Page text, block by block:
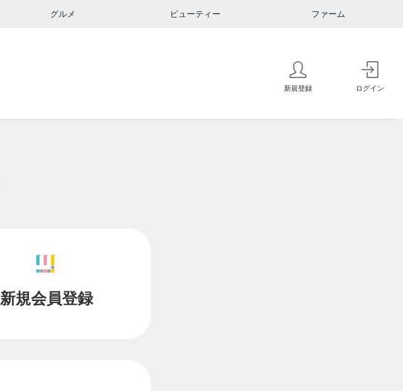
グルメ ビューティー ファーム
新規登録 ログイン
新規会員登録